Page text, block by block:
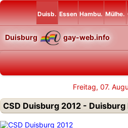
Duisb. Essen Hambu. Mülhe.
Duisburg gay-web.info
Freitag, 07.
CSD Duisburg 2012 -